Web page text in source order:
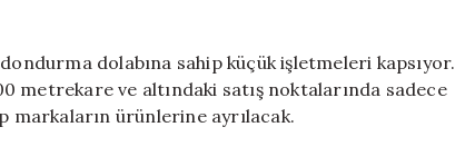
dolabına sahip küçük işletmeleri kapsıyor.
metrekare ve altındaki satış noktalarında sadece
markaların ürünlerine ayrılacak.